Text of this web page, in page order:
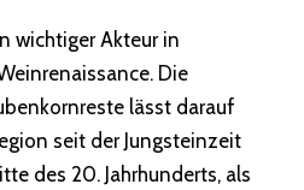
wichtiger Akteur in
Die
lässt darauf
seit der Jungsteinzeit
des 20. Jahrhunderts, als